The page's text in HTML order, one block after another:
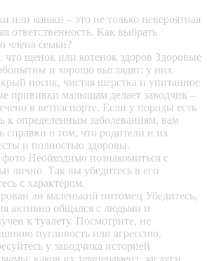
или кошки – это не только невероятная
ответственность. Как выбрать
члена семьи?
что щенок или котенок здоров Здоровые
и хорошо выглядят: у них
носик, чистая шерстка и упитанное
прививки малышам делает заводчик –
в ветпаспорте. Если у породы есть
к определенным заболеваниям, вам
справки о том, что родители и их
и полностью здоровы.
Необходимо познакомиться с
лично. Так вы убедитесь в его
с характером.
ли маленький питомец Убедитесь,
активно общался с людьми и
к туалету. Посмотрите, не
пугливость или агрессию.
у заводчика историей